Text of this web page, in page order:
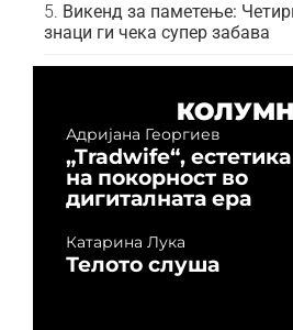
Викенд за паметење:
знаци ги чека супер забава
Адријана Георгиев
„Tradwife“, естетика
на покорност во
дигиталната ера
Катарина Лука
Телото слуша